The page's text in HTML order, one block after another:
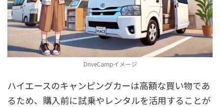
DriveCampイメージ
ハイエースのキャンピングカーは高額な買い物であ
るため、購入前に試乗やレンタルを活用することが